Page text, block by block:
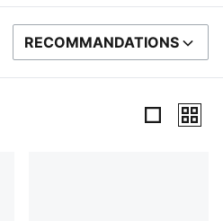
TRIER PAR
RECOMMANDATIONS